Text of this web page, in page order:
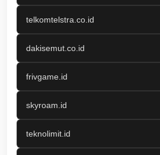
telkomtelstra.co.id
dakisemut.co.id
frivgame.id
skyroam.id
teknolimit.id